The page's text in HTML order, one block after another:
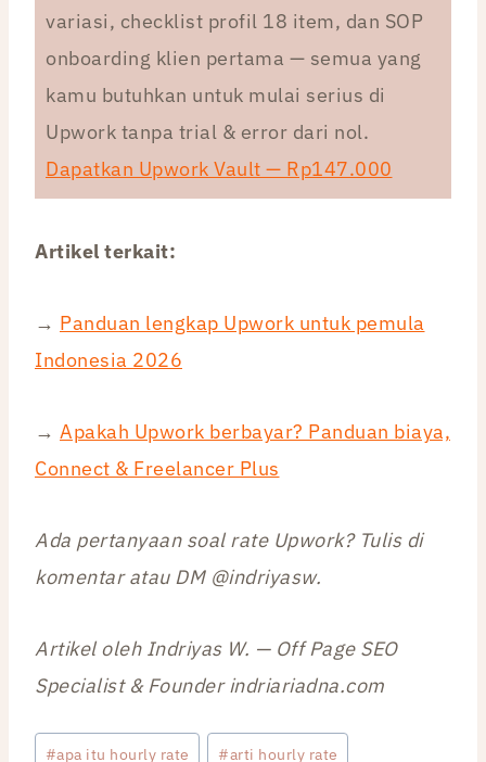
variasi, checklist profil 18 item, dan SOP
onboarding klien pertama — semua yang
kamu butuhkan untuk mulai serius di
Upwork tanpa trial & error dari nol.
Dapatkan Upwork Vault — Rp147.000
Artikel terkait:
→ Panduan lengkap Upwork untuk pemula
Indonesia 2026
→ Apakah Upwork berbayar? Panduan biaya,
Connect & Freelancer Plus
Ada pertanyaan soal rate Upwork? Tulis di
komentar atau DM @indriyasw.
Artikel oleh Indriyas W. — Off Page SEO
Specialist & Founder indriariadna.com
Post
#apa itu hourly rate #arti hourly rate